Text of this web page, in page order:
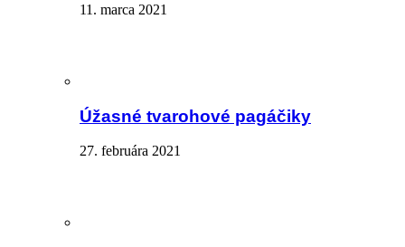
11. marca 2021
Úžasné tvarohové pagáčiky
27. februára 2021